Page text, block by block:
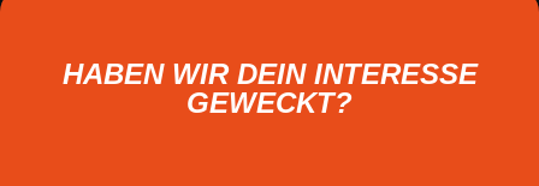
HABEN WIR DEIN INTERESSE
GEWECKT?